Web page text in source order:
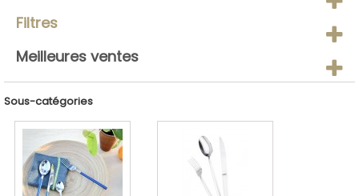
Filtres
Meilleures ventes
Sous-catégories